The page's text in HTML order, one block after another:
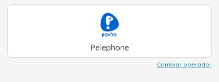
Pelephone
Cambiar operador